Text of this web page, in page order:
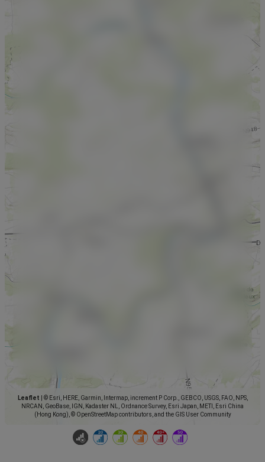
Leaflet
© Esri, HERE, Garmin, Intermap, increment P Corp., GEBCO, USGS, FAO, NPS,
NRCAN, GeoBase, IGN, Kadaster NL, Ordnance Survey, Esri Japan, METI, Esri China
(Hong Kong), © OpenStreetMap contributors, and the GIS User Community